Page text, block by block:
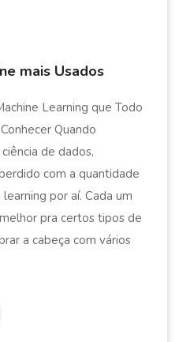
mais Usados
Learning que Todo
Quando
de dados,
com a quantidade
por aí. Cada um
pra certos tipos de
a cabeça com vários